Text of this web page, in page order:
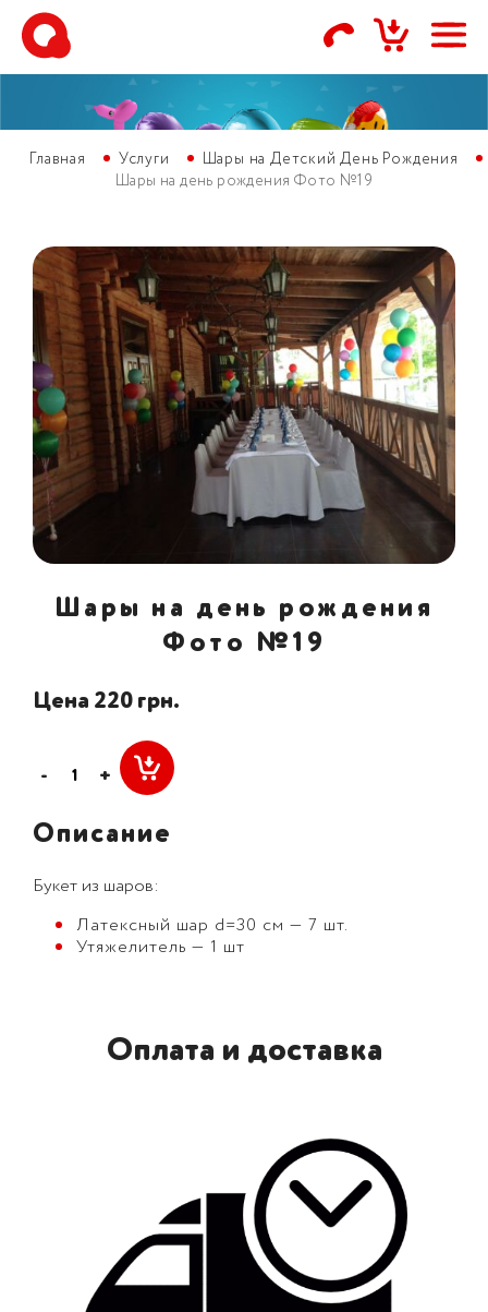
Главная Услуги
Шары на Детский День Рождения
Шары на день рождения Фото №19
Шары на день рождения
Фото №19
Цена 220 грн.
- +
Описание
Букет из шаров:
Латексный шар d=30 см — 7 шт.
Утяжелитель — 1 шт
Оплата и доставка